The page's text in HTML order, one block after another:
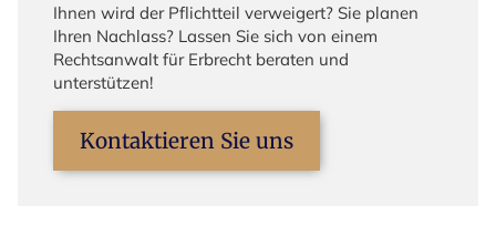
Ihnen wird der Pflichtteil verweigert? Sie planen
Ihren Nachlass? Lassen Sie sich von einem
Rechtsanwalt für Erbrecht beraten und
unterstützen!
Kontaktieren Sie uns